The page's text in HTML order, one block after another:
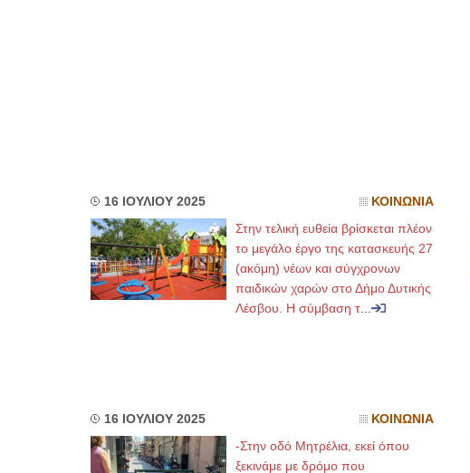
16 ΙΟΥΛΙΟΥ 2025 ΚΟΙΝΩΝΙΑ
Στην τελική ευθεία βρίσκεται πλέον
το μεγάλο έργο της κατασκευής 27
(ακόμη) νέων και σύγχρονων
παιδικών χαρών στο Δήμο Δυτικής
Λέσβου. Η σύμβαση τ...
16 ΙΟΥΛΙΟΥ 2025 ΚΟΙΝΩΝΙΑ
-Στην οδό Μητρέλια, εκεί όπου
ξεκινάμε με δρόμο που